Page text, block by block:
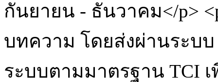
กันยายน - ธันวาคม</p>
บทความ โดยส่งผ่านระบบ
ระบบตามมาตรฐาน TCI